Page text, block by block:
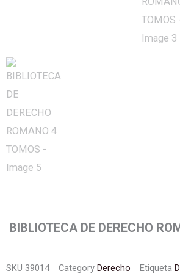
BIBLIOTECA DE DERECHO
SKU 39014 Category Derecho Etiqueta